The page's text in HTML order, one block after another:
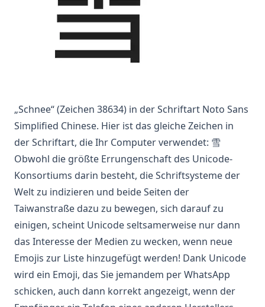
„Schnee“ (Zeichen 38634) in der Schriftart Noto Sans
Simplified Chinese. Hier ist das gleiche Zeichen in
der Schriftart, die Ihr Computer verwendet: 雪
Obwohl die größte Errungenschaft des Unicode-
Konsortiums darin besteht, die Schriftsysteme der
Welt zu indizieren und beide Seiten der
Taiwanstraße dazu zu bewegen, sich darauf zu
einigen, scheint Unicode seltsamerweise nur dann
das Interesse der Medien zu wecken, wenn neue
Emojis zur Liste hinzugefügt werden! Dank Unicode
wird ein Emoji, das Sie jemandem per WhatsApp
schicken, auch dann korrekt angezeigt, wenn der